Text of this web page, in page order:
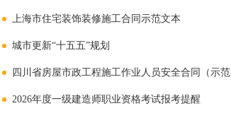
9a23d80a-c74b-4f50-b03f-
上海市住宅装饰装修施工合同示范文本
城市更新“十五五”规划
四川省房屋市政工程施工作业人员安全合同（示范文本）
2026年度一级建造师职业资格考试报考提醒